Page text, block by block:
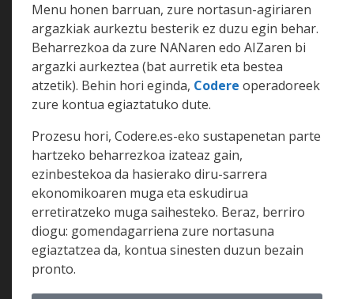
Menu honen barruan, zure nortasun-agiriaren
argazkiak aurkeztu besterik ez duzu egin behar.
Beharrezkoa da zure NANaren edo AIZaren bi
argazki aurkeztea (bat aurretik eta bestea
atzetik). Behin hori eginda, Codere operadoreek
zure kontua egiaztatuko dute.
Prozesu hori, Codere.es-eko sustapenetan parte
hartzeko beharrezkoa izateaz gain,
ezinbestekoa da hasierako diru-sarrera
ekonomikoaren muga eta eskudirua
erretiratzeko muga saihesteko. Beraz, berriro
diogu: gomendagarriena zure nortasuna
egiaztatzea da, kontua sinesten duzun bezain
pronto.